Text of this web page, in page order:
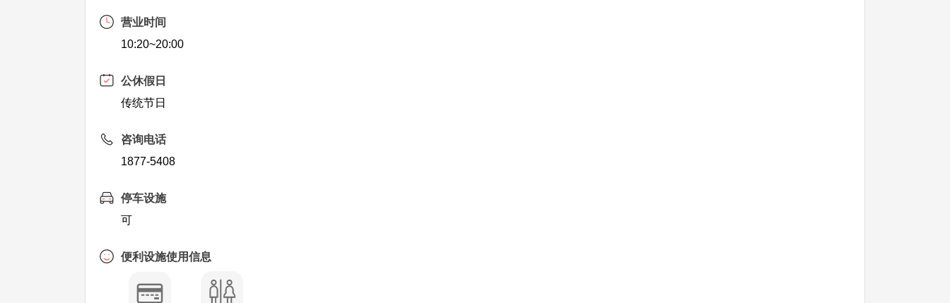
营业时间
10:20~20:00
公休假日
传统节日
咨询电话
1877-5408
停车设施
可
便利设施使用信息